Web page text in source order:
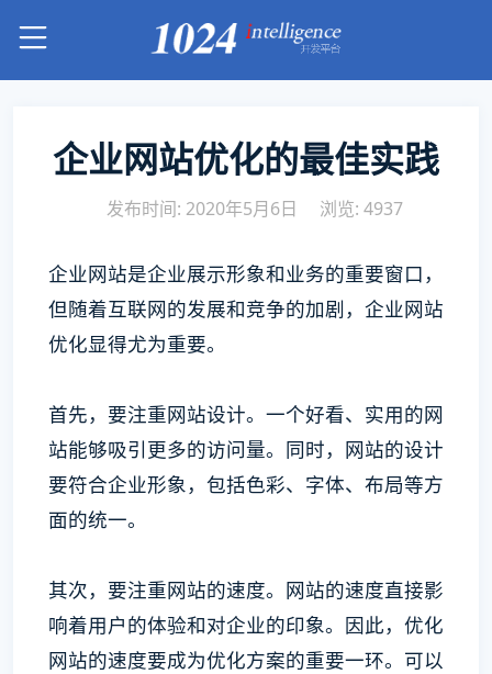
企业网站优化的最佳实践
发布时间: 2020年5月6日 浏览: 4937
企业网站是企业展示形象和业务的重要窗口，
但随着互联网的发展和竞争的加剧，企业网站
优化显得尤为重要。
首先，要注重网站设计。一个好看、实用的网
站能够吸引更多的访问量。同时，网站的设计
要符合企业形象，包括色彩、字体、布局等方
面的统一。
其次，要注重网站的速度。网站的速度直接影
响着用户的体验和对企业的印象。因此，优化
网站的速度要成为优化方案的重要一环。可以